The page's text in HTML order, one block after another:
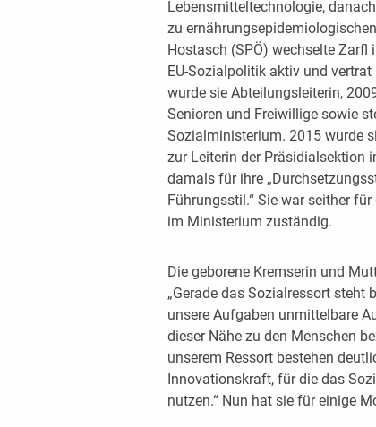
Lebensmitteltechnologie,
zu
Hostasch (SPÖ) wechselte Zarfl
EU-Sozialpolitik aktiv und
wurde sie Abteilungsleiterin,
Senioren und Freiwillige sowie
Sozialministerium. 2015 wurde
zur Leiterin der Präsidialsektion
damals für ihre
Führungsstil.“ Sie war seither
im Ministerium zuständig.
Die geborene Kremserin und
„Gerade das Sozialressort steht
unsere Aufgaben unmittelbare
dieser Nähe zu den Menschen
unserem Ressort bestehen
Innovationskraft, für die das
nutzen.“ Nun hat sie für einige